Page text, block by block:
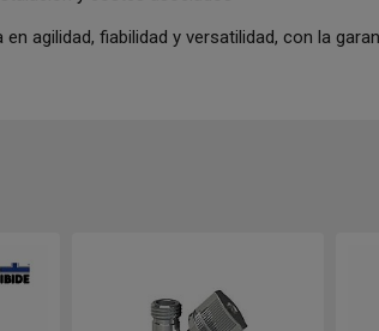
agilidad, fiabilidad y versatilidad, con la